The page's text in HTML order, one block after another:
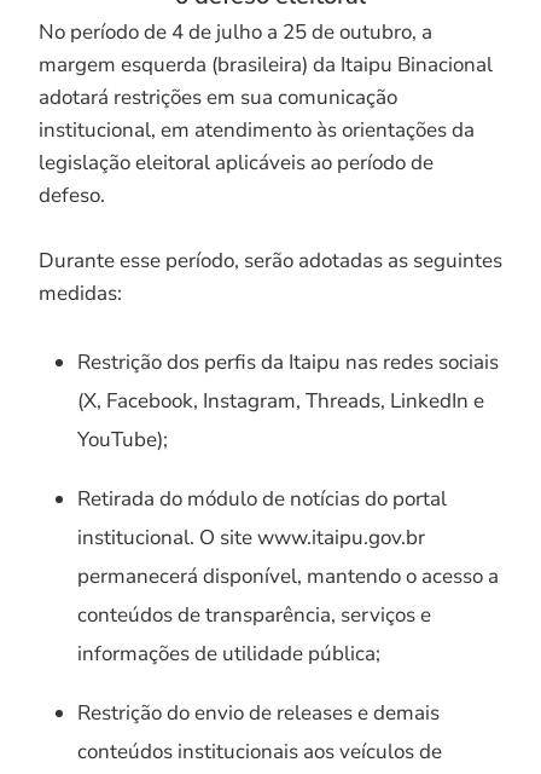
No período de 4 de julho a 25 de outubro, a
margem esquerda (brasileira) da Itaipu Binacional
adotará restrições em sua comunicação
institucional, em atendimento às orientações da
legislação eleitoral aplicáveis ao período de
defeso.
Durante esse período, serão adotadas as seguintes
medidas:
Restrição dos perfis da Itaipu nas redes sociais
(X, Facebook, Instagram, Threads, LinkedIn e
YouTube);
Retirada do módulo de notícias do portal
institucional. O site www.itaipu.gov.br
permanecerá disponível, mantendo o acesso a
conteúdos de transparência, serviços e
informações de utilidade pública;
Restrição do envio de releases e demais
conteúdos institucionais aos veículos de